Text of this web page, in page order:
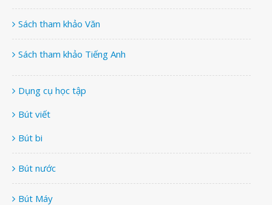
Sách tham khảo Văn
Sách tham khảo Tiếng Anh
Dụng cụ học tập
Bút viết
Bút bi
Bút nước
Bút Máy